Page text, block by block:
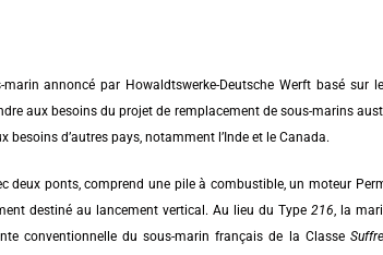
annoncé par Howaldtswerke-Deutsche Werft basé sur
aux besoins du projet de remplacement de sous-marins
besoins d’autres pays, notamment l’Inde et le Canada.
deux ponts, comprend une pile à combustible, un moteur
destiné au lancement vertical. Au lieu du Type 216 , la
conventionnelle du sous-marin français de la Classe